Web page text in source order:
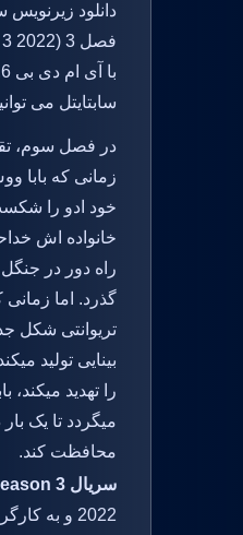
دانلود زیرنویس
سابتایتل می
در فصل سوم،
زمانی که بابا
خود ادو را
خانواده اش
راه دور در
گذرد. اما
تریوانتی شکل
بینایی تولید
را تهدید میکند،
میگردد تا یک
محافظت کند.
سریال See - Season 3